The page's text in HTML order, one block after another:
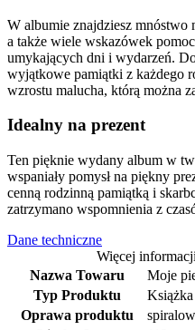
W albumie znajdziesz mnóstwo
a także wiele wskazówek
umykających dni i wydarzeń.
wyjątkowe pamiątki z każdego
wzrostu malucha, którą można
Idealny na prezent
Ten pięknie wydany album w
wspaniały pomysł na piękny
cenną rodzinną pamiątką i
zatrzymano wspomnienia z
Dane techniczne
Więcej informacji
Nazwa Towaru
Moje
Typ Produktu
Książka
Oprawa produktu